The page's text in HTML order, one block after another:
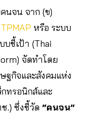
นจน จาก (ข)
TPMAP หรือ ระบบ
ชี้เป้า (Thai
จัดทำโดย
กิจและสังคมแห่ง
ทรอนิกส์และ
.) ซึ่งชี้วัด “คนจน”